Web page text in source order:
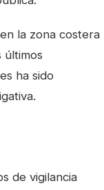
la zona costera
últimos
ha sido
de vigilancia